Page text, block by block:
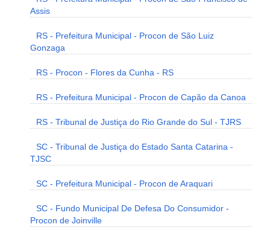
Assis
RS - Prefeitura Municipal - Procon de São Luiz
Gonzaga
RS - Procon - Flores da Cunha - RS
RS - Prefeitura Municipal - Procon de Capão da Canoa
RS - Tribunal de Justiça do Rio Grande do Sul - TJRS
SC - Tribunal de Justiça do Estado Santa Catarina -
TJSC
SC - Prefeitura Municipal - Procon de Araquari
SC - Fundo Municipal De Defesa Do Consumidor -
Procon de Joinville